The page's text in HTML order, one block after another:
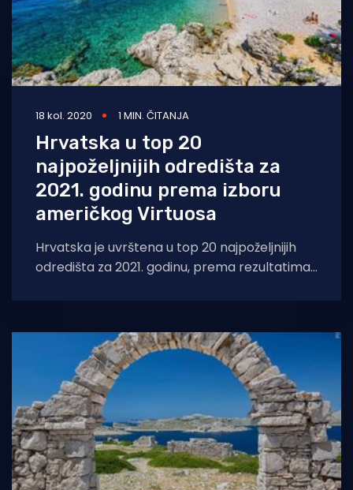
18 kol. 2020 1 MIN. ČITANJA
Hrvatska u top 20
najpoželjnijih odredišta za
2021. godinu prema izboru
američkog Virtuosa
Hrvatska je uvrštena u top 20 najpoželjnijih
odredišta za 2021. godinu, prema rezultatima
agencija za luksuzna